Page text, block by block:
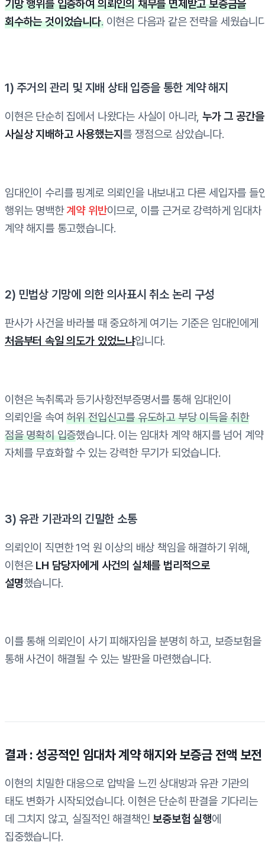
기망 행위를 입증하여 의뢰인의 채무를 면제받고 보증금을
회수하는 것이었습니다.이현은 다음과 같은 전략을 세웠습니
1) 주거의 관리 및 지배 상태 입증을 통한 계약 해지
이현은 단순히 집에서 나왔다는 사실이 아니라, 누가 그 공간을
사실상 지배하고 사용했는지 를 쟁점으로 삼았습니다.
임대인이 수리를 핑계로 의뢰인을 내보내고 다른 세입자를 들
행위는 명백한계약 위반이므로, 이를 근거로 강력하게 임대차
계약 해지를 통고했습니다.
2) 민법상 기망에 의한 의사표시 취소 논리 구성
판사가 사건을 바라볼 때 중요하게 여기는 기준은 임대인에게
처음부터 속일 의도가 있었느냐입니다.
이현은 녹취록과 등기사항전부증명서를 통해 임대인이
의뢰인을 속여허위 전입신고를 유도하고 부당 이득을 취한
점을 명확히 입증했습니다. 이는 임대차 계약 해지를 넘어 계약
자체를 무효화할 수 있는 강력한 무기가 되었습니다.
3) 유관 기관과의 긴밀한 소통
의뢰인이 직면한 1억 원 이상의 배상 책임을 해결하기 위해,
이현은LH 담당자에게 사건의 실체를 법리적으로
설명했습니다.
이를 통해 의뢰인이 사기 피해자임을 분명히 하고, 보증보험을
통해 사건이 해결될 수 있는 발판을 마련했습니다.
결과 : 성공적인 임대차 계약 해지와 보증금 전액 보전
이현의 치밀한 대응으로 압박을 느낀 상대방과 유관 기관의
태도 변화가 시작되었습니다. 이현은 단순히 판결을 기다리는
데 그치지 않고, 실질적인 해결책인보증보험 실행에
집중했습니다.